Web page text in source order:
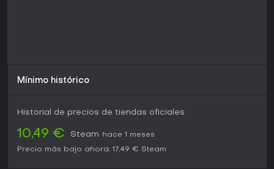
Mínimo histórico
Historial de precios de tiendas oficiales
10,49 € Steam
hace 1 meses
Precio más bajo ahora: 17,49 € Steam